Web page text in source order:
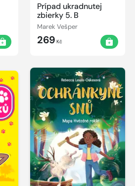
Prípad ukradnutej
zbierky 5. B
Marek Vešper
269 Kč